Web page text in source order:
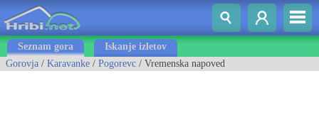
Seznam gora
Iskanje izletov
Gorovja / Karavanke / Pogorevc / Vremenska napoved